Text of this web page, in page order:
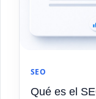
SEO
Qué es el